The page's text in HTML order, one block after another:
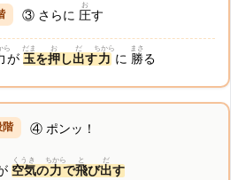
③ さらに 圧
お
す
ら
が 玉
だま
を押
お
し出
だ
す力
ちから
に 勝
まさ
る
④ ポンッ！
空気
くうき
の力
ちから
で飛
と
び出
だ
す